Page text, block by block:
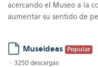
acercando el Museo a la
aumentar su sentido de
default
Museideas
Popular
3250 descargas